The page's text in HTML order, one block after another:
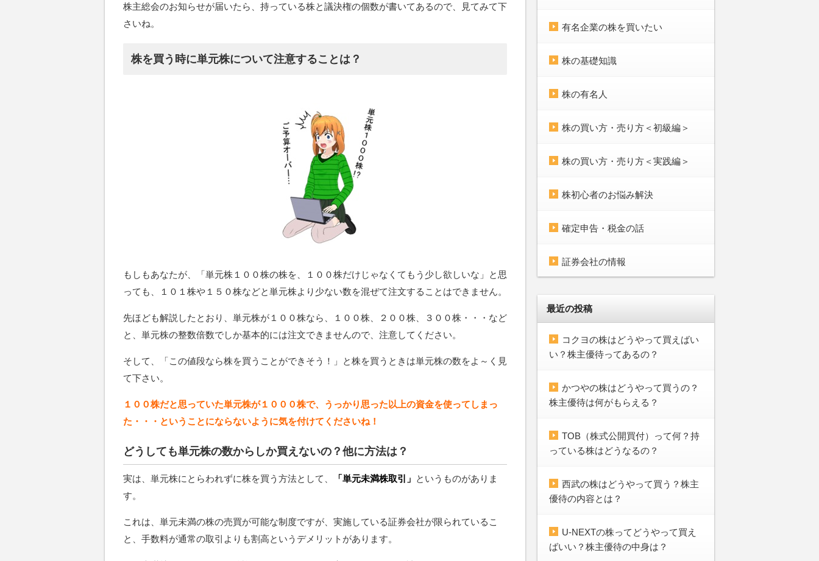
株主総会のお知らせが届いたら、持っている株と議決権の個数が書いてあるので、見てみて下
さいね。
株を買う時に単元株について注意することは？
もしもあなたが、「単元株１００株の株を、１００株だけじゃなくてもう少し欲しいな」と思
っても、１０１株や１５０株などと単元株より少ない数を混ぜて注文することはできません。
先ほども解説したとおり、単元株が１００株なら、１００株、２００株、３００株・・・など
と、単元株の整数倍数でしか基本的には注文できませんので、注意してください。
そして、「この値段なら株を買うことができそう！」と株を買うときは単元株の数をよ～く見
て下さい。
１００株だと思っていた単元株が１０００株で、うっかり思った以上の資金を使ってしまっ
た・・・ということにならないように気を付けてくださいね！
どうしても単元株の数からしか買えないの？他に方法は？
実は、単元株にとらわれずに株を買う方法として、 「単元未満株取引」 というものがありま
す。
これは、単元未満の株の売買が可能な制度ですが、実施している証券会社が限られているこ
と、手数料が通常の取引よりも割高というデメリットがあります。
有名企業の株を買いたい
株の基礎知識
株の有名人
株の買い方・売り方＜初級編＞
株の買い方・売り方＜実践編＞
株初心者のお悩み解決
確定申告・税金の話
証券会社の情報
最近の投稿
コクヨの株はどうやって買えばい
い？株主優待ってあるの？
かつやの株はどうやって買うの？
株主優待は何がもらえる？
TOB（株式公開買付）って何？持
っている株はどうなるの？
西武の株はどうやって買う？株主
優待の内容とは？
U-NEXTの株ってどうやって買え
ばいい？株主優待の中身は？